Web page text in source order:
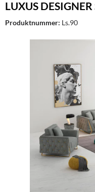
LUXUS
Produktnummer: Ls.90